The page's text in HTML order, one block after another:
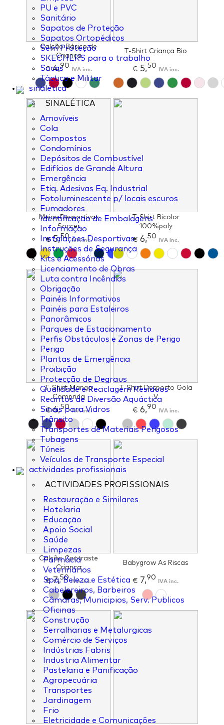
PU e PVC
Sanitário
Sapatos de Proteção
Sapatos Ortopédicos
Sem Proteção
SKECHERS para o trabalho
Socas
Táctico e Militar
sinalética
SINALÉTICA
Amovíveis
Cola
Compostos
Condomínios
Depósitos de Combustível
Edifícios de Grande Altura
Emergência
Etiq. Adesivas Eq. Industrial
Fotoluminescente p/ locais escuros
Fumadores
Identificação de Embalagens
Informação
Instalações Desportivas
Instruções de Segurança
Kits e Acessórios
Licenciamento de Obras
Luta contra Incêndios
Obrigação
Painéis Informativos
Painéis para Estaleiros
Panorâmicos
Parques de Estacionamento
Perfis Obstáculos e Zonas de Perigo
Perigo
Plantas de Emergência
Proibição
Protecção de Degraus
Qualidade e Reciclagem Resíduos
Recintos de Diversão Aquáctica
Sinais para Vidros
Trânsito
Transportes de Materiais Perigosos
Tubagens
Túneis
Veículos de Transporte Especial
actividades profissionais
ACTIVIDADES PROFISSIONAIS
Restauração e Similares
Hotelaria
Educação
Apoio Social
Saúde
Limpezas
Farmácia
Veterinários
Spa, Beleza e Estética
Cabelereiros, Barbeiros
Câmaras, Municipios, Serv. Publicos
Oficinas
Construção
Serralharias e Metalurgicas
Comércio de Serviços
Indústrias Fabris
Industria Alimentar
Pastelaria e Panificação
Agropecuária
Transportes
Jardinagem
Frio
Eletricidade e Comunicações
Calção Básico de
Criança
€4,90 IVA inc.
T-Shirt Criança Bio
€5,50 IVA inc.
Meias Desportivas
Soccer
€5,50 IVA inc.
T-Shirt Bicolor
100%poly
€6,50 IVA inc.
T-Shirt Manga
Comprida
€6,50 IVA inc.
T-Shirt Desporto Gola
V
€6,90 IVA inc.
Calção Contraste
Criança
€7,50 IVA inc.
Babygrow As Riscas
€ 7,90 IVA inc.